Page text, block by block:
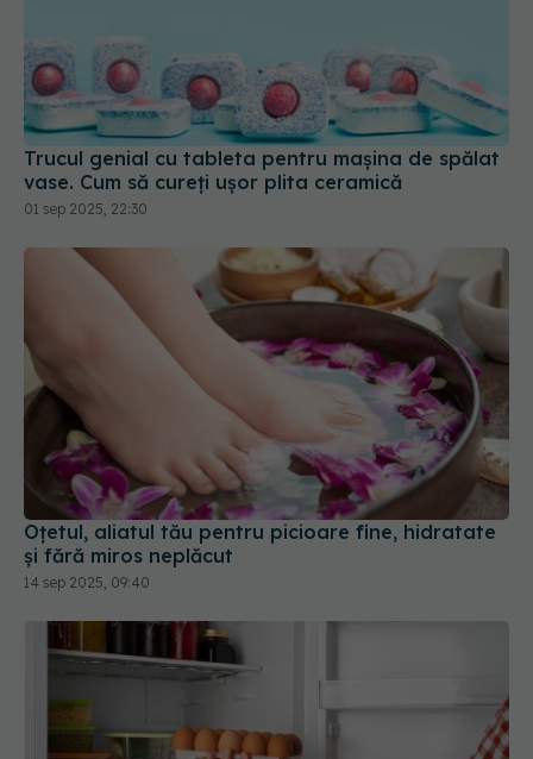
Trucul genial cu tableta pentru mașina de spălat
vase. Cum să cureți ușor plita ceramică
01 sep 2025, 22:30
Oțetul, aliatul tău pentru picioare fine, hidratate
și fără miros neplăcut
14 sep 2025, 09:40